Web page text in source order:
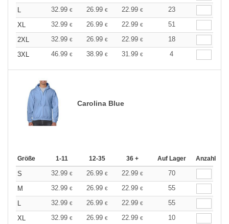
L
32.99 € 26.99 € 22.99 €
23
XL
32.99 € 26.99 € 22.99 €
51
2XL
32.99 € 26.99 € 22.99 €
18
3XL
46.99 € 38.99 € 31.99 € 4
Carolina Blue
Größe 1-11 12-35 36 + Auf Lager Anzahl
S 32.99 € 26.99 € 22.99 €
70
M
32.99 € 26.99 € 22.99 €
55
L
32.99 € 26.99 € 22.99 €
55
XL
32.99 € 26.99 € 22.99 € 10